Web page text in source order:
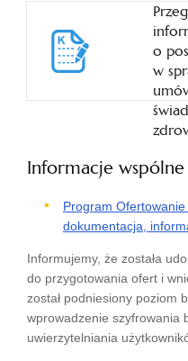
o
w
Informacje wspólne
Program Ofertowanie
dokumentacja,
Informujemy, że została
do przygotowania ofert i
został podniesiony poziom
wprowadzenie szyfrowania
uwierzytelniania